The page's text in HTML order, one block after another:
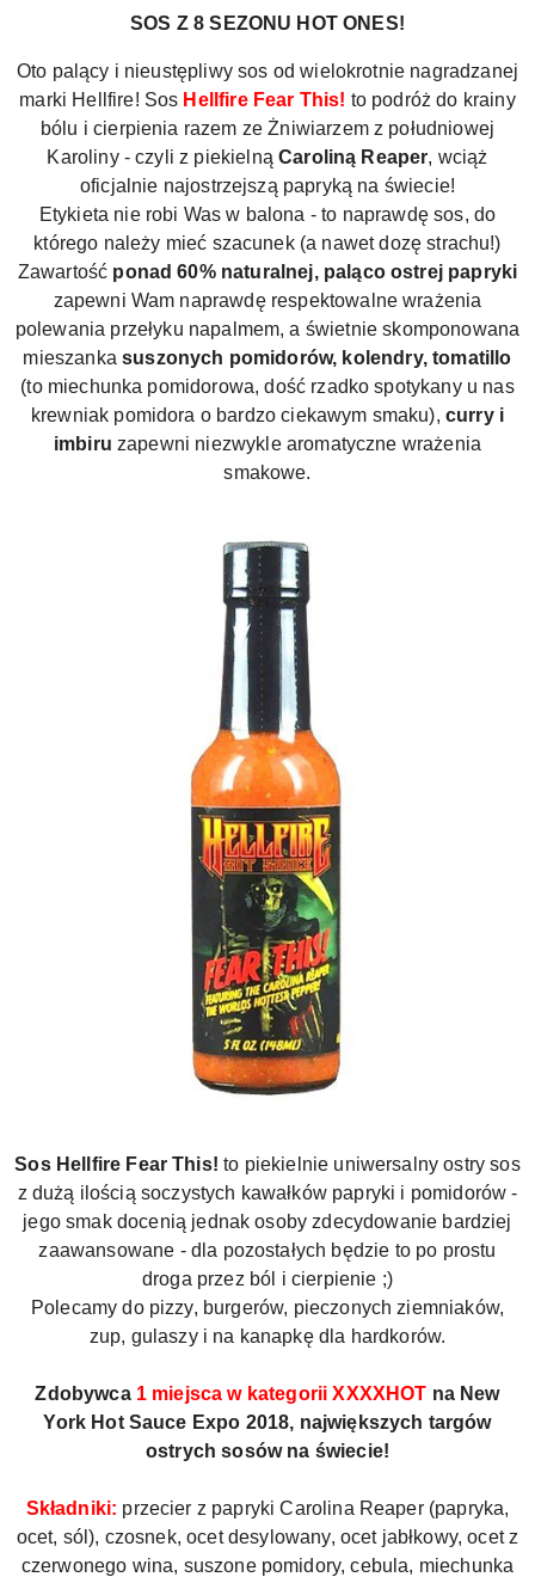
SOS Z 8 SEZONU HOT ONES!
Oto palący i nieustępliwy sos od wielokrotnie nagradzanej
marki Hellfire! Sos Hellfire Fear This! to podróż do krainy
bólu i cierpienia razem ze Żniwiarzem z południowej
Karoliny - czyli z piekielnąCaroliną Reaper, wciąż
oficjalnie najostrzejszą papryką na świecie!
Etykieta nie robi Was w balona - to naprawdę sos, do
którego należy mieć szacunek (a nawet dozę strachu!)
Zawartość ponad 60% naturalnej, paląco ostrej papryki
zapewni Wam naprawdę respektowalne wrażenia
polewania przełyku napalmem, a świetnie skomponowana
mieszankasuszonych pomidorów, kolendry, tomatillo
(to miechunka pomidorowa, dość rzadko spotykany u nas
krewniak pomidora o bardzo ciekawym smaku), curry i
imbiru zapewni niezwykle aromatyczne wrażenia
smakowe.
Sos Hellfire Fear This! to piekielnie uniwersalny ostry sos
z dużą ilością soczystych kawałków papryki i pomidorów -
jego smak docenią jednak osoby zdecydowanie bardziej
zaawansowane - dla pozostałych będzie to po prostu
droga przez ból i cierpienie ;)
Polecamy do pizzy, burgerów, pieczonych ziemniaków,
zup, gulaszy i na kanapkę dla hardkorów.
Zdobywca 1 miejsca w kategorii XXXXHOT na New
York Hot Sauce Expo 2018, największych targów
ostrych sosów na świecie!
Składniki: przecier z papryki Carolina Reaper (papryka,
ocet, sól), czosnek, ocet desylowany, ocet jabłkowy, ocet z
czerwonego wina, suszone pomidory, cebula, miechunka